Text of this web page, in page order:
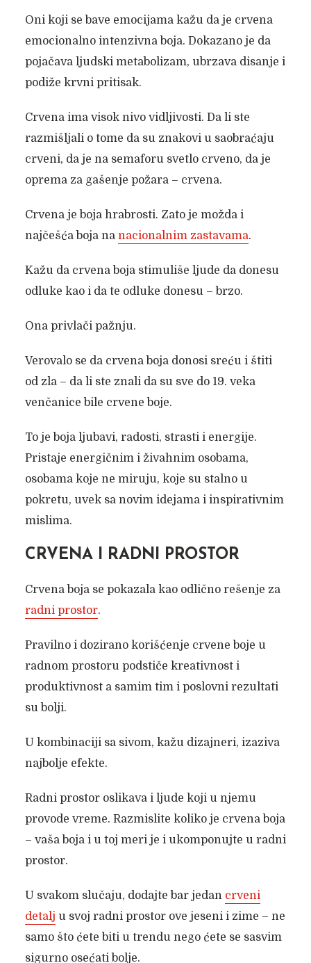
Oni koji se bave emocijama kažu da je crvena
emocionalno intenzivna boja. Dokazano je da
pojačava ljudski metabolizam, ubrzava disanje i
podiže krvni pritisak.
Crvena ima visok nivo vidljivosti. Da li ste
razmišljali o tome da su znakovi u saobraćaju
crveni, da je na semaforu svetlo crveno, da je
oprema za gašenje požara – crvena.
Crvena je boja hrabrosti. Zato je možda i
najčešća boja na nacionalnim zastavama.
Kažu da crvena boja stimuliše ljude da donesu
odluke kao i da te odluke donesu – brzo.
Ona privlači pažnju.
Verovalo se da crvena boja donosi sreću i štiti
od zla – da li ste znali da su sve do 19. veka
venčanice bile crvene boje.
To je boja ljubavi, radosti, strasti i energije.
Pristaje energičnim i živahnim osobama,
osobama koje ne miruju, koje su stalno u
pokretu, uvek sa novim idejama i inspirativnim
mislima.
CRVENA I RADNI PROSTOR
Crvena boja se pokazala kao odlično rešenje za
radni prostor.
Pravilno i dozirano korišćenje crvene boje u
radnom prostoru podstiče kreativnost i
produktivnost a samim tim i poslovni rezultati
su bolji.
U kombinaciji sa sivom, kažu dizajneri, izaziva
najbolje efekte.
Radni prostor oslikava i ljude koji u njemu
provode vreme. Razmislite koliko je crvena boja
– vaša boja i u toj meri je i ukomponujte u radni
prostor.
U svakom slučaju, dodajte bar jedan crveni
detalj u svoj radni prostor ove jeseni i zime – ne
samo što ćete biti u trendu nego ćete se sasvim
sigurno osećati bolje.